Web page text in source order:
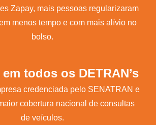
Zapay, mais pessoas regularizaram
menos tempo e com mais alívio no
bolso.
todos os DETRAN’s
credenciada pelo SENATRAN e
cobertura nacional de consultas
de veículos.